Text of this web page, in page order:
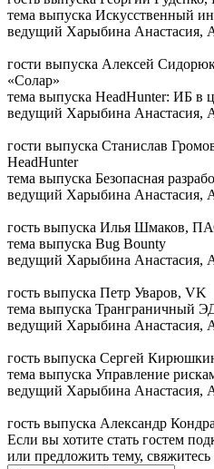
тема выпуска Искусственный
ведущий Харыбина Анастасия,
гости выпуска Алексей
«Солар»
тема выпуска HeadHunter: ИБ в
ведущий Харыбина Анастасия,
гости выпуска Станислав
HeadHunter
тема выпуска Безопасная
ведущий Харыбина Анастасия,
гость выпуска Илья Шмаков,
тема выпуска Bug Bounty
ведущий Харыбина Анастасия,
гость выпуска Петр Уваров, VK
тема выпуска Транграничный
ведущий Харыбина Анастасия,
гость выпуска Сергей
тема выпуска Управление
ведущий Харыбина Анастасия,
гость выпуска Александр
Если вы хотите стать гостем
или предложить тему,